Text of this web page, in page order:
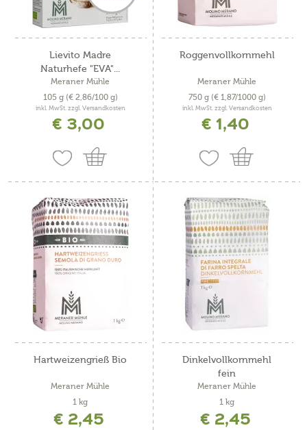
Lievito Madre
Naturhefe "EVA"...
Meraner Mühle
105 g (€ 2,86/100 g)
inkl. MwSt. zzgl. Versandkosten
€ 3,00
Roggenvollkornmehl
Meraner Mühle
750 g (€ 1,87/1000 g)
inkl. MwSt. zzgl. Versandkosten
€ 1,40
Hartweizengrieß Bio
Meraner Mühle
1 kg
€ 2,45
Dinkelvollkornmehl
fein
Meraner Mühle
1 kg
€ 2,45